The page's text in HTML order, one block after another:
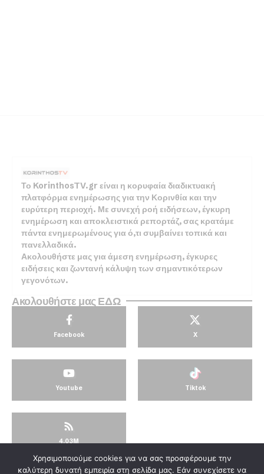
Το KorinthosTV.gr είναι η κορυφαία διαδικτυακή
πλατφόρμα ενημέρωσης για την Κορινθία και την
ευρύτερη περιοχή. Με συνεχή ροή ειδήσεων, έγκυρη
ενημέρωση και αποκλειστικά ρεπορτάζ, σας κρατάμε
πάντα ενημερωμένους για ό,τι συμβαίνει τοπικά και
πανελλαδικά.
Ακολουθήστε μας για άμεση ενημέρωση, έγκυρες
ειδήσεις και ζωντανή κάλυψη των σημαντικότερων
γεγονότων.
Ακολουθήστε μας ΕΔΩ
Facebook X
Youtube Tiktok
4.03M
© KorinthosTV @2025
Χρησιμοποιούμε cookies για να σας προσφέρουμε την
καλύτερη δυνατή εμπειρία στη σελίδα μας. Εάν συνεχίσετε να